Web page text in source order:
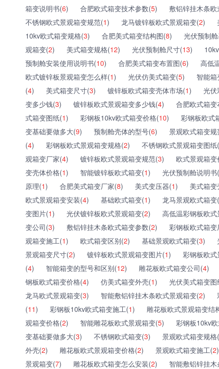
箱变说明书(6) 合肥欧式箱变技术参数(5)
敷铝锌挂木条
不锈钢欧式景观箱变规范(1) 龙马镀锌板欧式景观箱变(2)
10kv欧式箱变规格(3) 合肥美式箱变结构图(8)
光伏预制
观箱变(2) 美式箱变规格(12) 光伏预制舱尺寸(13)
预制舱安装使用说明书(10) 合肥美式箱变布置图(6)
高低
欧式镀锌板景观箱变怎么样(1) 光伏仿美式箱变(5)
智能
(4) 美式箱变尺寸(3) 镀锌板欧式箱变壳体市场(1)
光伏
变多少钱(3) 镀锌板欧式景观箱变多少钱(4)
合肥欧式箱
式箱变图纸(1) 彩钢板10kv欧式箱变价格(10)
彩钢板欧式
变基础要做多大(9) 预制舱壳体的型号(6)
景观欧式箱变规
(4) 彩钢板欧式景观箱变规格(2)
不锈钢欧式景观箱变图纸(
观箱变厂家(4) 镀锌板欧式景观箱变规范(3)
欧式景观箱
变壳体价格(1) 智能镀锌板欧式箱变(1)
光伏预制舱说明书(
原理(1) 合肥美式箱变厂家(8) 美式变压器(1)
美式箱
欧式景观箱变安装(4) 基础欧式箱变(1)
龙马景观欧式箱变(
变图片(1) 光伏镀锌板欧式景观箱变(2)
高低温彩钢板欧
变公司(3) 敷铝锌挂木条欧式箱变参数(2)
彩钢板欧式箱
观箱变施工(1) 欧式箱变区别(2) 基础景观欧式箱变(3)
景观箱变尺寸(2) 镀锌板欧式景观箱变图片(1)
彩钢板欧
(4) 智能箱变的型号和区别(12) 雕花板欧式箱变公司(4)
钢板欧式箱变价格(4) 仿美式箱变外壳(1)
光伏美式箱变图
龙马欧式景观箱变(3) 智能敷铝锌挂木条欧式景观箱变(2)
(11) 彩钢板10kv欧式箱变施工(1)
雕花板欧式景观箱变结
观箱变价格(2) 智能雕花板欧式景观箱变(5)
彩钢板10kv
变基础要做多大(3) 不锈钢欧式箱变(3)
景观欧式箱变规格(
外壳(2) 雕花板欧式景观箱变价格(2) 景观欧式箱变施工(2)
景观箱变(7) 雕花板欧式箱变怎么安装(2) 智能敷铝锌挂